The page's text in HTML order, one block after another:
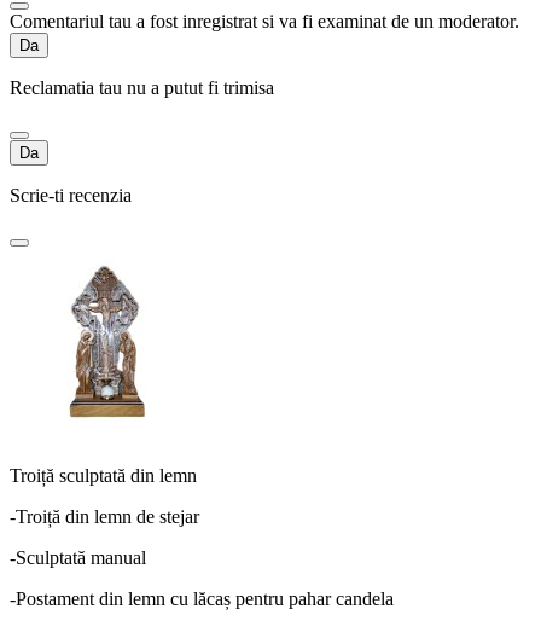
Comentariul tau a fost inregistrat si va fi examinat de un moderator.
Da
Reclamatia tau nu a putut fi trimisa
Da
Scrie-ti recenzia
Troiță sculptată din lemn
-Troiță din lemn de stejar
-Sculptată manual
-Postament din lemn cu lăcaș pentru pahar candela